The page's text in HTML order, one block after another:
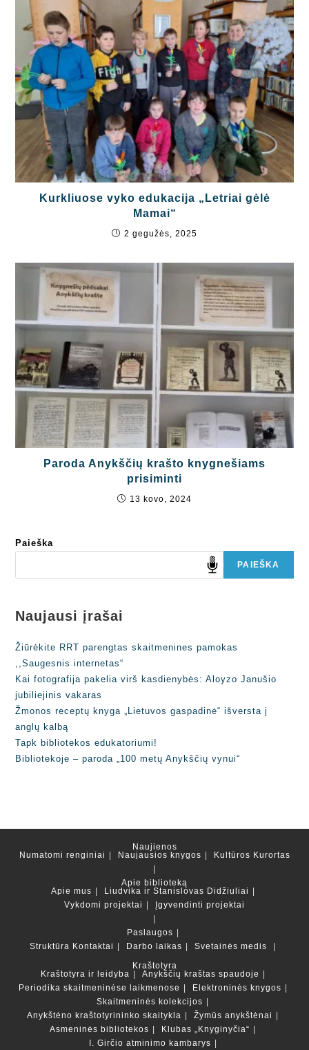
Kurkliuose vyko edukacija „Letriai gėlė
Mamai“
2 gegužės, 2025
Paroda Anykščių krašto knygnešiams
prisiminti
13 kovo, 2024
Paieška
PAIEŠKA
Naujausi įrašai
Žiūrėkite RRT parengtas skaitmenines pamokas
,,Saugesnis internetas“
Kai fotografija pakelia virš kasdienybės: Aloyzo Janušio
jubiliejinis vakaras
Žmonos receptų knyga „Lietuvos gaspadinė“ išversta į
anglų kalbą
Tapk bibliotekos edukatoriumi!
Bibliotekoje – paroda „100 metų Anykščių vynui“
Naujienos
Numatomi renginiai
Naujausios knygos Kultūros Kurortas
Apie biblioteką
Apie mus
Liudvika ir Stanislovas Didžiuliai
Vykdomi projektai
Įgyvendinti projektai
Paslaugos
Struktūra Kontaktai Darbo laikas
Svetainės medis
Kraštotyra
Kraštotyra ir leidyba
Anykščių kraštas spaudoje
Periodika skaitmeninėse laikmenose
Elektroninės knygos
Skaitmeninės kolekcijos
Anykštėno kraštotyrininko skaitykla
Žymūs anykštėnai
Asmeninės bibliotekos
Klubas „Knyginyčia“
I. Girčio atminimo kambarys